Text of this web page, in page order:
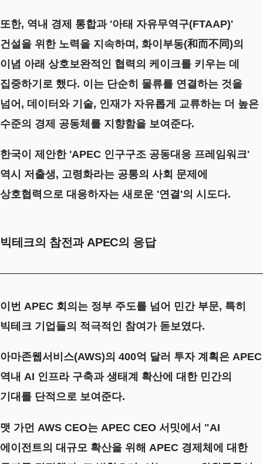
또한, 역내 경제 통합과 '아태 자유무역구(FTAAP)'
건설을 위한 노력을 지속하며, 화이부동(和而不同)의
이념 아래 상호보완적인 협력의 케이크를 키우는 데
집중하기로 했다. 이는 단순히 물류를 연결하는 것을
넘어, 데이터와 기술, 인재가 자유롭게 교류하는 더 높은
수준의 경제 공동체를 지향함을 보여준다.
한국이 제안한 'APEC 인구구조 공동대응 프레임워크'
역시 저출생, 고령화라는 공통의 사회 문제에
상호협력으로 대응하자는 새로운 '연결'의 시도다.
빅테크의 참전과 APEC의 응답
이번 APEC 회의는 정부 주도를 넘어 민간 부문, 특히
빅테크 기업들의 적극적인 참여가 돋보였다.
아마존웹서비스(AWS)의 400억 달러 투자 계획은 APEC
역내 AI 인프라 구축과 생태계 확산에 대한 민간의
기대를 단적으로 보여준다.
맷 가먼 AWS CEO는 APEC CEO 서밋에서 "AI
에이전트의 대규모 확산을 위해 APEC 경제체에 대한